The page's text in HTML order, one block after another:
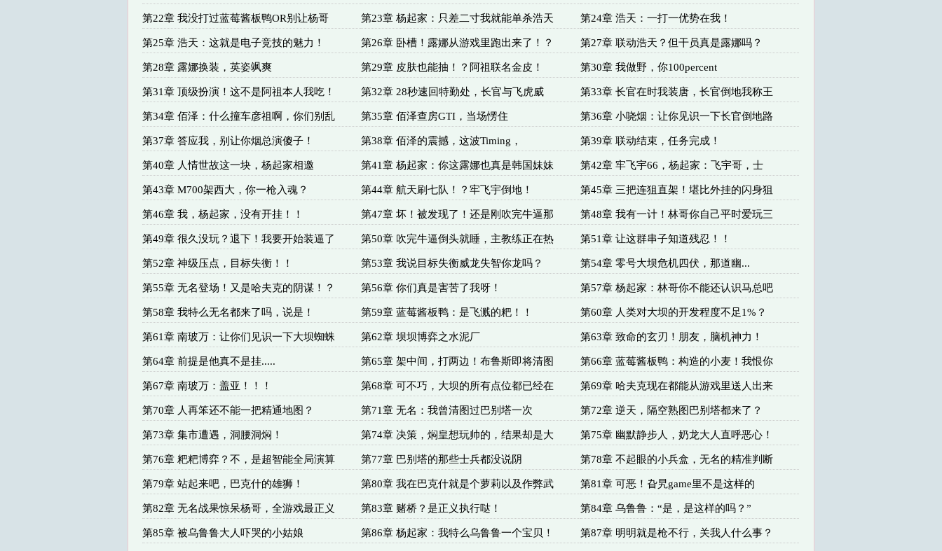
第22章 我没打过蓝莓酱板鸭OR别让杨哥 第23章 杨起家：只差二寸我就能单杀浩天 第24章 浩天：一打一优势在我！
第25章 浩天：这就是电子竞技的魅力！ 第26章 卧槽！露娜从游戏里跑出来了！？ 第27章 联动浩天？但干员真是露娜吗？
第28章 露娜换装，英姿飒爽 第29章 皮肤也能抽！？阿祖联名金皮！ 第30章 我做野，你100percent
第31章 顶级扮演！这不是阿祖本人我吃！ 第32章 28秒速回特勤处，长官与飞虎威 第33章 长官在时我装唐，长官倒地我称王
第34章 佰泽：什么撞车彦祖啊，你们别乱 第35章 佰泽查房GTI，当场愣住 第36章 小哓烟：让你见识一下长官倒地路
第37章 答应我，别让你烟总演傻子！ 第38章 佰泽的震撼，这波Timing， 第39章 联动结束，任务完成！
第40章 人情世故这一块，杨起家相邀 第41章 杨起家：你这露娜也真是韩国妹妹 第42章 牢飞宇66，杨起家：飞宇哥，士
第43章 M700架西大，你一枪入魂？ 第44章 航天刷七队！？牢飞宇倒地！ 第45章 三把连狙直架！堪比外挂的闪身狙
第46章 我，杨起家，没有开挂！！ 第47章 坏！被发现了！还是刚吹完牛逼那 第48章 我有一计！林哥你自己平时爱玩三
第49章 很久没玩？退下！我要开始装逼了 第50章 吹完牛逼倒头就睡，主教练正在热 第51章 让这群串子知道残忍！！
第52章 神级压点，目标失衡！！ 第53章 我说目标失衡威龙失智你龙吗？ 第54章 零号大坝危机四伏，那道幽...
第55章 无名登场！又是哈夫克的阴谋！？ 第56章 你们真是害苦了我呀！ 第57章 杨起家：林哥你不能还认识马总吧
第58章 我特么无名都来了吗，说是！ 第59章 蓝莓酱板鸭：是飞溅的粑！！ 第60章 人类对大坝的开发程度不足1%？
第61章 南玻万：让你们见识一下大坝蜘蛛 第62章 坝坝博弈之水泥厂 第63章 致命的玄刃！朋友，脑机神力！
第64章 前提是他真不是挂..... 第65章 架中间，打两边！布鲁斯即将清图 第66章 蓝莓酱板鸭：构造的小麦！我恨你
第67章 南玻万：盖亚！！！ 第68章 可不巧，大坝的所有点位都已经在 第69章 哈夫克现在都能从游戏里送人出来
第70章 人再笨还不能一把精通地图？ 第71章 无名：我曾清图过巴别塔一次 第72章 逆天，隔空熟图巴别塔都来了？
第73章 集市遭遇，洞腰洞焖！ 第74章 决策，焖皇想玩帅的，结果却是大 第75章 幽默静步人，奶龙大人直呼恶心！
第76章 粑粑博弈？不，是超智能全局演算 第77章 巴别塔的那些士兵都没说阴 第78章 不起眼的小兵盒，无名的精准判断
第79章 站起来吧，巴克什的雄狮！ 第80章 我在巴克什就是个萝莉以及作弊武 第81章 可恶！旮旯game里不是这样的
第82章 无名战果惊呆杨哥，全游戏最正义 第83章 赌桥？是正义执行哒！ 第84章 乌鲁鲁：“是，是这样的吗？”
第85章 被乌鲁鲁大人吓哭的小姑娘 第86章 杨起家：我特么乌鲁鲁一个宝贝！ 第87章 明明就是枪不行，关我人什么事？